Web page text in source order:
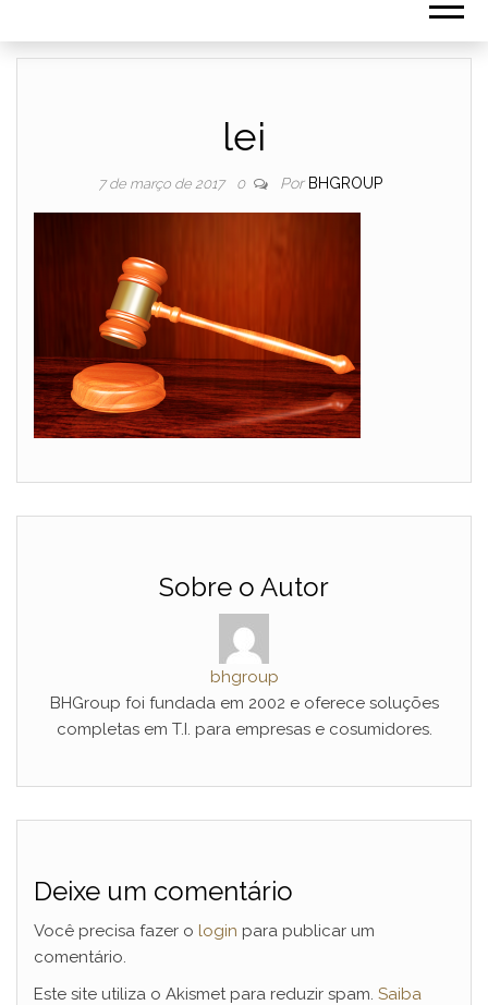
lei
7 de março de 2017 0 Por BHGROUP
Sobre o Autor
bhgroup
BHGroup foi fundada em 2002 e oferece soluções
completas em T.I. para empresas e cosumidores.
Deixe um comentário
Você precisa fazer o login para publicar um
comentário.
Este site utiliza o Akismet para reduzir spam. Saiba